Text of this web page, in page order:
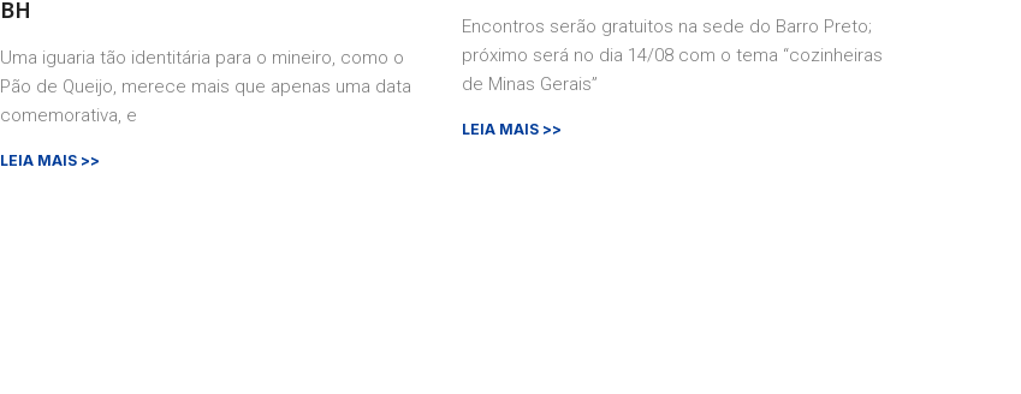
BH
Uma iguaria tão identitária para o mineiro, como o
Pão de Queijo, merece mais que apenas uma data
comemorativa, e
LEIA MAIS >>
Encontros serão gratuitos na sede do Barro Preto;
próximo será no dia 14/08 com o tema “cozinheiras
de Minas Gerais”
LEIA MAIS >>